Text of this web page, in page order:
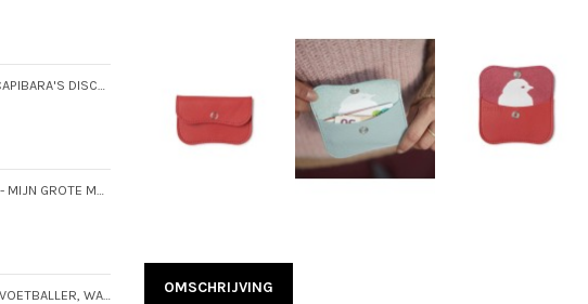
KINDERBOEK - CAPIBARA'S DISCODROMEN
GELUIDENBOEK - MIJN GROTE MUZIEKBOEK MET GELUIDEN
KARTONBOEK - VOETBALLER, WAAR BEN JE? 18 MND+ OMSCHRIJVING